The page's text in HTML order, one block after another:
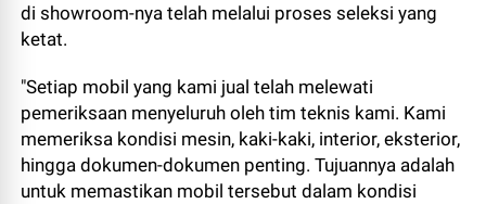
di showroom-nya telah melalui proses seleksi yang
ketat.
"Setiap mobil yang kami jual telah melewati
pemeriksaan menyeluruh oleh tim teknis kami. Kami
memeriksa kondisi mesin, kaki-kaki, interior, eksterior,
hingga dokumen-dokumen penting. Tujuannya adalah
untuk memastikan mobil tersebut dalam kondisi